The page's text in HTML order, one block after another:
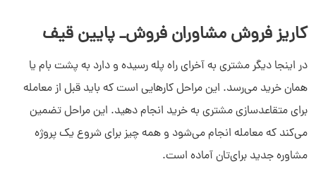
کاریز فروش مشاوران فروش_ پایین قیف
در اینجا دیگر مشتری به آخرای راه پله رسیده و دارد به پشت بام یا
همان خرید می‌رسد. این مراحل کارهایی است که باید قبل از معامله
برای متقاعدسازی مشتری به خرید انجام دهید. این مراحل تضمین
می‌کند که معامله انجام می‌شود و همه چیز برای شروع یک پروژه
مشاوره جدید برای‌تان آماده است.